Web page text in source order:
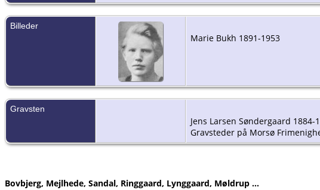
Billeder
Marie Bukh 1891-1953
Gravsten
Jens Larsen Søndergaard
Gravsteder på Morsø
Bovbjerg, Mejlhede, Sandal, Ringgaard, Lynggaard, Møldrup ...